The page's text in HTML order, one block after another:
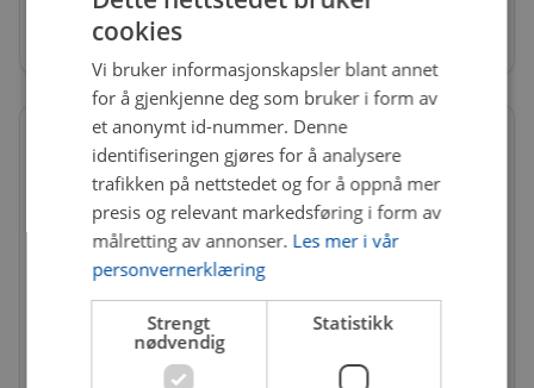
2 833 krcookies
Vi bruker informasjonskapsler blant annet
for å gjenkjenne deg som bruker i form av
et anonymt id-nummer. Denne
identifiseringen gjøres for å analysere
trafikken på nettstedet og for å oppnå mer
presis og relevant markedsføring i form av
målretting av annonser. Les mer i vår
personvernerklæring
Strengt
nødvendig
Statistikk